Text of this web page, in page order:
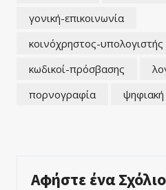
γονική-επικοινωνία
κοινόχρηστος-υπολογιστής
κωδικοί-πρόσβασης
πορνογραφία
Αφήστε ένα Σχόλιο